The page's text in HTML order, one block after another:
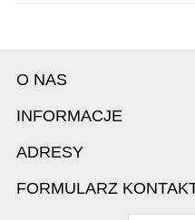
O NAS
INFORMACJE
ADRESY
FORMULARZ